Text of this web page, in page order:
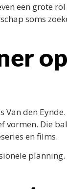
een grote
soms
Van den
vormen. Die
en films.